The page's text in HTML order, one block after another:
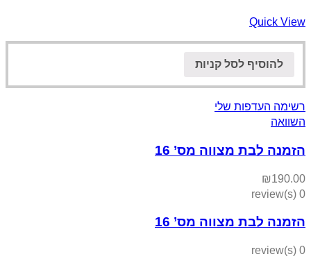
Quick View
להוסיף לסל קניות
רשימה העדפות שלי
השוואה
הזמנה לבת מצווה מס’ 16
₪190.00
0 review(s)
הזמנה לבת מצווה מס’ 16
0 review(s)